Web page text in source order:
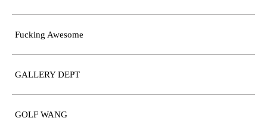
Fucking Awesome
GALLERY DEPT
GOLF WANG